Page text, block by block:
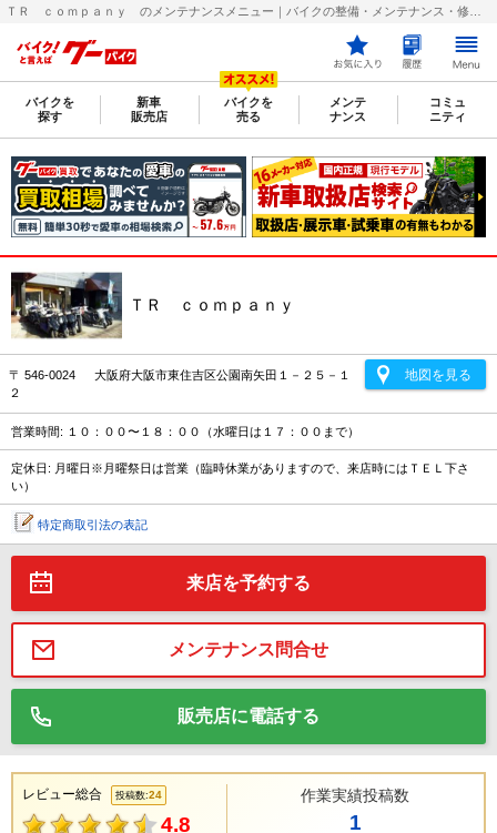
バイクを
探す
新車
販売店
バイクを
売る
メンテ
ナンス
コミュ
ニティ
ＴＲ ｃｏｍｐａｎｙ
〒 546-0024 大阪府大阪市東住吉区公園南矢田１－２５－１
２
地図を見る
営業時間: １０：００〜１８：００（水曜日は１７：００まで）
定休日: 月曜日※月曜祭日は営業（臨時休業がありますので、来店時にはＴＥＬ下さ
い）
特定商取引法の表記
来店を予約する
メンテナンス問合せ
販売店に電話する
レビュー総合 投稿数:24
4.8
作業実績投稿数
1